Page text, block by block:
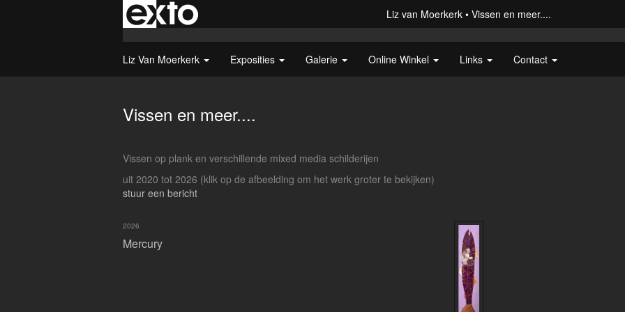
Liz van Moerkerk Vissen en meer....
Liz Van Moerkerk Exposities Galerie Online Winkel Links Contact
Vissen en meer....
Vissen op plank en verschillende mixed media schilderijen
uit 2020 tot 2026 (klik op de afbeelding om het werk groter te bekijken)
stuur een bericht
Mercury
2026